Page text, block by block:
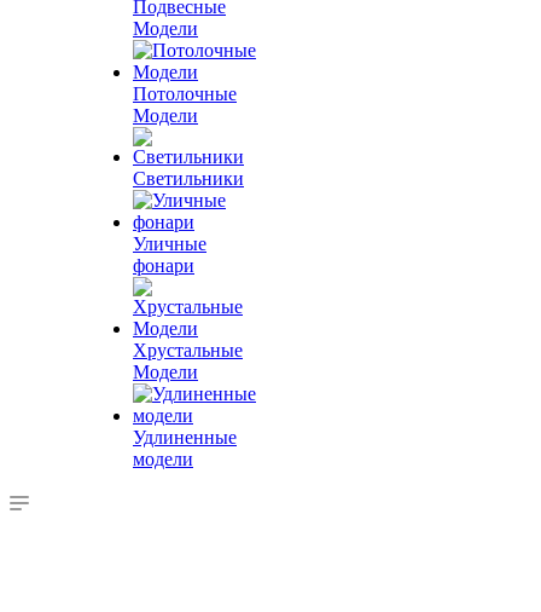
Подвесные
Модели
Потолочные
Модели
Светильники
Уличные
фонари
Хрустальные
Модели
Удлиненные
модели